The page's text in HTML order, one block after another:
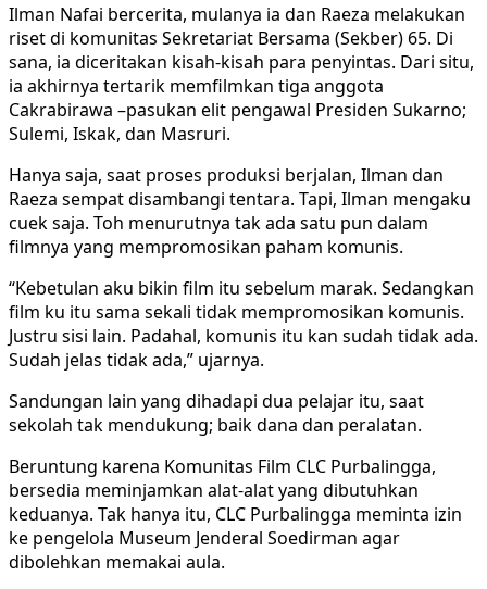
Ilman Nafai bercerita, mulanya ia dan Raeza melakukan
riset di komunitas Sekretariat Bersama (Sekber) 65. Di
sana, ia diceritakan kisah-kisah para penyintas. Dari situ,
ia akhirnya tertarik memfilmkan tiga anggota
Cakrabirawa –pasukan elit pengawal Presiden Sukarno;
Sulemi, Iskak, dan Masruri.
Hanya saja, saat proses produksi berjalan, Ilman dan
Raeza sempat disambangi tentara. Tapi, Ilman mengaku
cuek saja. Toh menurutnya tak ada satu pun dalam
filmnya yang mempromosikan paham komunis.
“Kebetulan aku bikin film itu sebelum marak. Sedangkan
film ku itu sama sekali tidak mempromosikan komunis.
Justru sisi lain. Padahal, komunis itu kan sudah tidak ada.
Sudah jelas tidak ada,” ujarnya.
Sandungan lain yang dihadapi dua pelajar itu, saat
sekolah tak mendukung; baik dana dan peralatan.
Beruntung karena Komunitas Film CLC Purbalingga,
bersedia meminjamkan alat-alat yang dibutuhkan
keduanya. Tak hanya itu, CLC Purbalingga meminta izin
ke pengelola Museum Jenderal Soedirman agar
dibolehkan memakai aula.